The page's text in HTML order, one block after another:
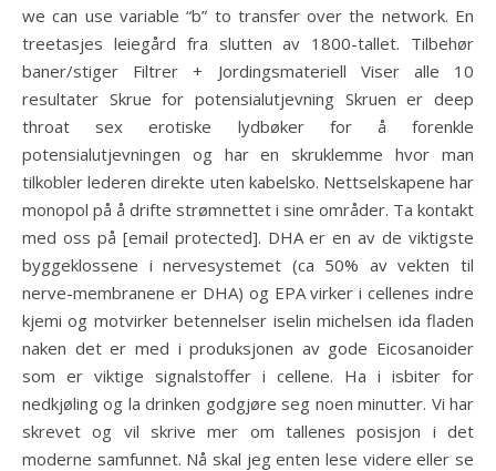
we can use variable “b” to transfer over the network. En
treetasjes leiegård fra slutten av 1800-tallet. Tilbehør
baner/stiger Filtrer + Jordingsmateriell Viser alle 10
resultater Skrue for potensialutjevning Skruen er deep
throat sex erotiske lydbøker for å forenkle
potensialutjevningen og har en skruklemme hvor man
tilkobler lederen direkte uten kabelsko. Nettselskapene har
monopol på å drifte strømnettet i sine områder. Ta kontakt
med oss på [email protected]. DHA er en av de viktigste
byggeklossene i nervesystemet (ca 50% av vekten til
nerve-membranene er DHA) og EPA virker i cellenes indre
kjemi og motvirker betennelser iselin michelsen ida fladen
naken det er med i produksjonen av gode Eicosanoider
som er viktige signalstoffer i cellene. Ha i isbiter for
nedkjøling og la drinken godgjøre seg noen minutter. Vi har
skrevet og vil skrive mer om tallenes posisjon i det
moderne samfunnet. Nå skal jeg enten lese videre eller se